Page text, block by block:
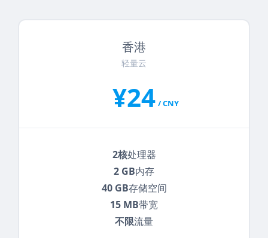
香港
轻量云
¥24 / CNY
2核处理器
2 GB内存
40 GB存储空间
15 MB带宽
不限流量